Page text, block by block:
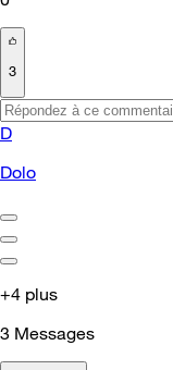
3
D
Dolo
+4 plus
3 Messages